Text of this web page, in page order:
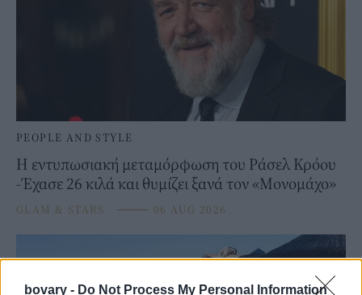
bovary - Do Not Process My Personal Information
PEOPLE AND STYLE
Η εντυπωσιακή μεταμόρφωση του Ράσελ Κρόου
-Έχασε 26 κιλά και θυμίζει ξανά τον «Μονομάχο»
GLAM & STARS ⸻ 06 AUG 2026